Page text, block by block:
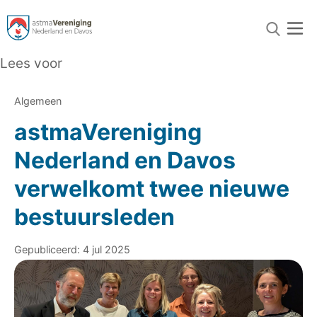
Lees voor
Algemeen
astmaVereniging
Nederland en Davos
verwelkomt twee nieuwe
bestuursleden
Gepubliceerd: 4 jul 2025